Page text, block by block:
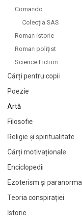
Comando
Colecția SAS
Roman istoric
Roman polițist
Science Fiction
Cărți pentru copii
Poezie
Artă
Filosofie
Religie și spiritualitate
Cărți motivaționale
Enciclopedii
Ezoterism și paranormal
Teoria conspirației
Istorie